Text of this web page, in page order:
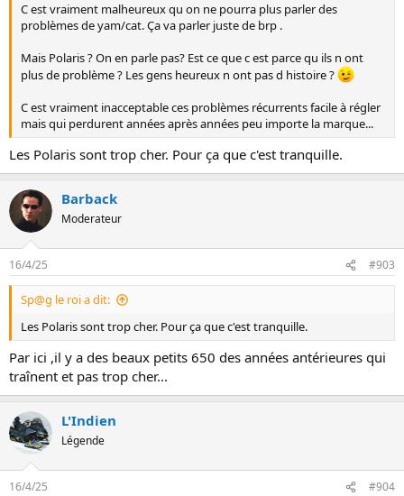
C est vraiment malheureux qu on ne pourra plus parler des
problèmes de yam/cat. Ça va parler juste de brp .
Mais Polaris ? On en parle pas? Est ce que c est parce qu ils n ont
plus de problème ? Les gens heureux n ont pas d histoire ?
C est vraiment inacceptable ces problèmes récurrents facile à régler
mais qui perdurent années après années peu importe la marque...
Les Polaris sont trop cher. Pour ça que c'est tranquille.
Barback
Moderateur
16/4/25 #903
Sp@g le roi a dit:
Les Polaris sont trop cher. Pour ça que c'est tranquille.
Par ici ,il y a des beaux petits 650 des années antérieures qui
traînent et pas trop cher...
L'Indien
Légende
16/4/25 #904